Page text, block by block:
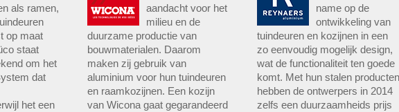
als ramen,
op maat
staat
om het
dat
het een
aandacht voor het
milieu en de
duurzame productie van
bouwmaterialen. Daarom
maken zij gebruik van
aluminium voor hun tuindeuren
en raamkozijnen. Een kozijn
van Wicona gaat gegarandeerd
name op de
ontwikkeling van
tuindeuren en kozijnen in een
zo eenvoudig mogelijk design,
wat de functionaliteit ten goede
komt. Met hun stalen producten
hebben de ontwerpers in 2014
zelfs een duurzaamheids prijs